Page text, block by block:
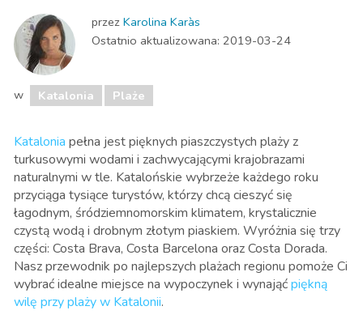
Sport i przygoda
przez Karolina Karàs
Ostatnio aktualizowana: 2019-03-24
w Katalonia Plaże
Katalonia pełna jest pięknych piaszczystych plaży z
turkusowymi wodami i zachwycającymi krajobrazami
naturalnymi w tle. Katalońskie wybrzeże każdego roku
przyciąga tysiące turystów, którzy chcą cieszyć się
łagodnym, śródziemnomorskim klimatem, krystalicznie
czystą wodą i drobnym złotym piaskiem. Wyróżnia się trzy
części: Costa Brava, Costa Barcelona oraz Costa Dorada.
Nasz przewodnik po najlepszych plażach regionu pomoże Ci
wybrać idealne miejsce na wypoczynek i wynająćpiękną
wilę przy plaży w Katalonii.